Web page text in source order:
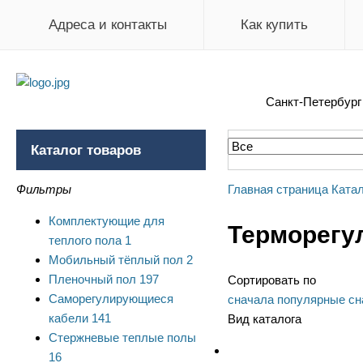
Адреса и контакты Как купить
Санкт-
Каталог товаров
Фильтры
Комплектующие для
теплого пола 1
Мобильный тёплый пол 2
Пленочный пол 197
Саморегулирующиеся
кабели 141
Стержневые теплые полы
16
Главная страница
Сортировать по
сначала популярные
Вид каталога